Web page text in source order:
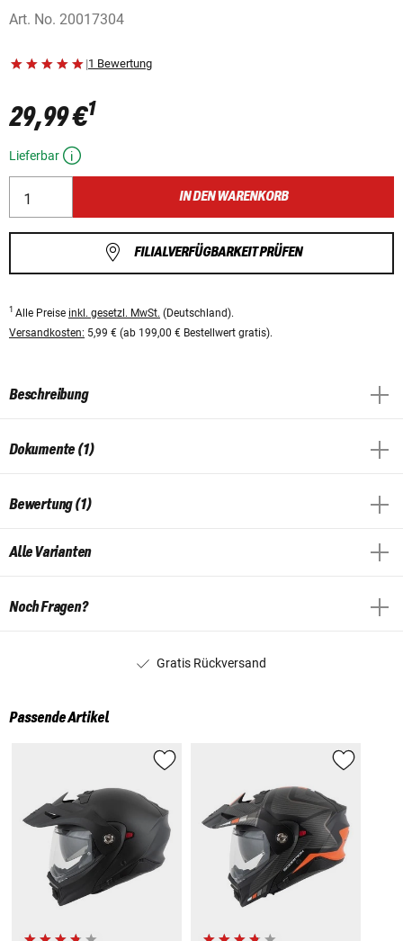
Art. No. 20017304
|1 Bewertung
29,99 €1
Lieferbar
IN DEN WARENKORB
FILIALVERFÜGBARKEIT PRÜFEN
1 Alle Preise inkl. gesetzl. MwSt. (Deutschland).
Versandkosten: 5,99 € (ab 199,00 € Bestellwert gratis).
Beschreibung
Dokumente (1)
Bewertung (1)
Alle Varianten
Noch Fragen?
Gratis Rückversand
Passende Artikel